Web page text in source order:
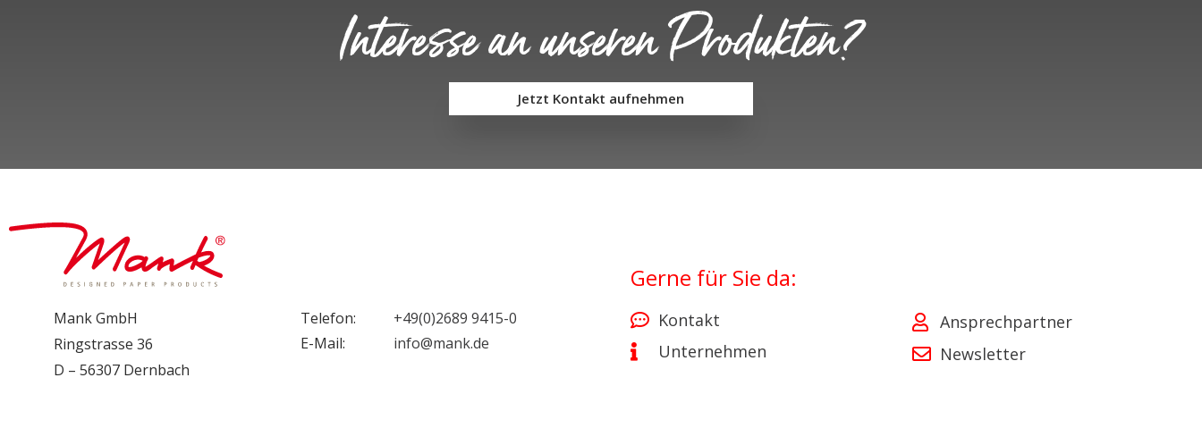
Interesse an unseren Produkten?
Jetzt Kontakt aufnehmen
Gerne für Sie da:
Mank GmbH
Ringstrasse 36
D – 56307 Dernbach
Telefon:
+49(0)2689 9415-0
E-Mail:
info@mank.de
Kontakt
Ansprechpartner
Unternehmen
Newsletter